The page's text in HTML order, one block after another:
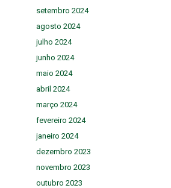
setembro 2024
agosto 2024
julho 2024
junho 2024
maio 2024
abril 2024
março 2024
fevereiro 2024
janeiro 2024
dezembro 2023
novembro 2023
outubro 2023